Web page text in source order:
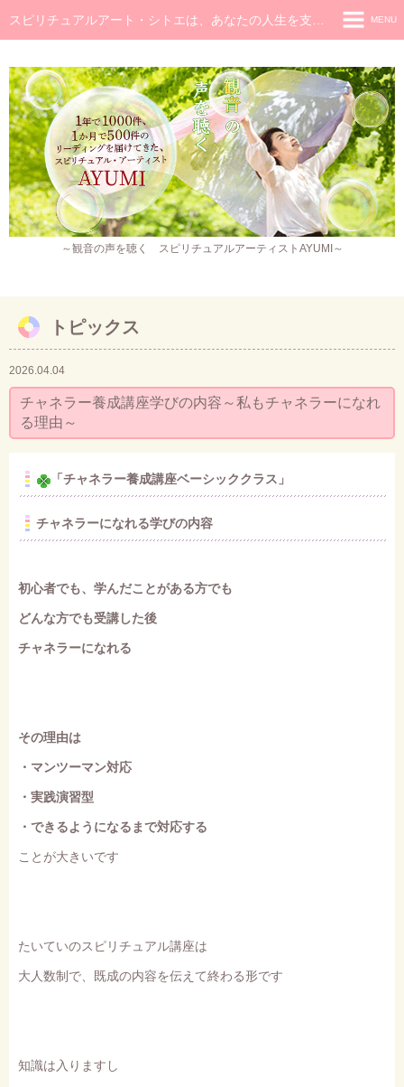
～観音の声を聴く スピリチュアルアーティストAYUMI～
MENU
◆ごあいさつ
スピリチュアル・メッセージ
チャネラー養成講座
スピリチュアル開花レッスン
レイキヒーラー養成コース・レイキアチューメント
作品販売
イベント・セミナー・お茶会
セミナー・お茶会のご依頼
◆ブログ
プライバシーポリシー
トピックス
2026.04.04
チャネラー養成講座学びの内容～私もチャネラーになれ
る理由～
「チャネラー養成講座ベーシッククラス」
チャネラーになれる学びの内容
初心者でも、学んだことがある方でも
どんな方でも受講した後
チャネラーになれる
その理由は
・マンツーマン対応
・実践演習型
・できるようになるまで対応する
ことが大きいです
たいていのスピリチュアル講座は
大人数制で、既成の内容を伝えて終わる形です
知識は入りますし